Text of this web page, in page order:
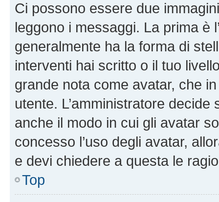
Ci possono essere due
leggono i messaggi. La prima è
generalmente ha la forma di
interventi hai scritto o il tuo
grande nota come avatar, che
utente. L’amministratore
anche il modo in cui gli avatar
concesso l’uso degli avatar,
e devi chiedere a questa le
Top